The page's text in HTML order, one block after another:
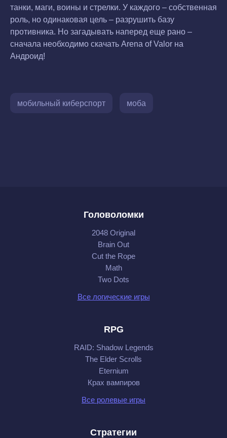
танки, маги, воины и стрелки. У каждого – собственная
роль, но одинаковая цель – разрушить базу
противника. Но загадывать наперед еще рано –
сначала необходимо скачать Arena of Valor на
Андроид!
мобильный киберспорт моба
Головоломки
2048 Original
Brain Out
Cut the Rope
Math
Two Dots
Все логические игры
RPG
RAID: Shadow Legends
The Elder Scrolls
Eternium
Крах вампиров
Все ролевые игры
Стратегии